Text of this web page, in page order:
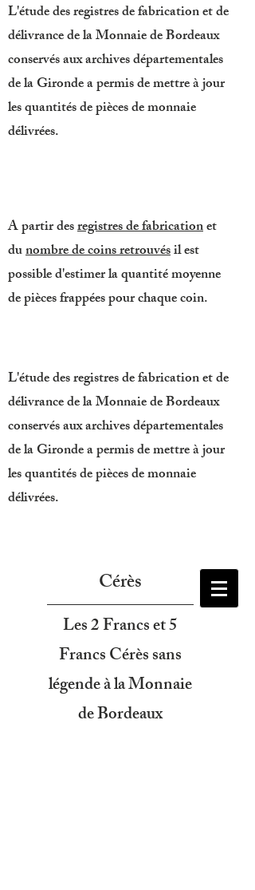
Cérès
Les 2 Francs et 5
Francs Cérès sans
légende à la Monnaie
de Bordeaux
L'étude des registres de fabrication et de
délivrance de la Monnaie de Bordeaux
conservés aux archives départementales
de la Gironde a permis de mettre à jour
les quantités de pièces de monnaie
délivrées.
L'étude des registres de fabrication et de
délivrance de la Monnaie de Bordeaux
conservés aux archives départementales
de la Gironde a permis de mettre à jour
les quantités de pièces de monnaie
délivrées.
A partir desregistres de fabricationet
dunombre de coins retrouvésil est
possible d'estimer la quantité moyenne
de pièces frappées pour chaque coin.